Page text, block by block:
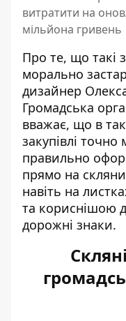
витратити на
мільйона гривень
Про те, що такі
морально
дизайнер
Громадська
вважає, що в
закупівлі
правильно
прямо на
навіть на
та кориснішою
дорожні знаки.